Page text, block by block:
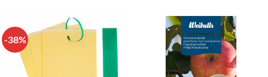
-38%